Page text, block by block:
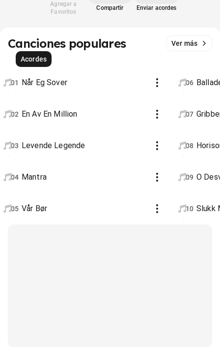
Agregar a
Favoritos
Compartir Enviar acordes
Canciones populares
Ver más
Acordes
01 Når Eg Sover
02 En Av En Million
03 Levende Legende
04 Mantra
05 Vår Bør
06
07
08
09 O
10 Slukk